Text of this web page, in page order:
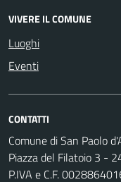
VIVERE IL COMUNE
Luoghi
Eventi
CONTATTI
Comune di San Paolo
Piazza del Filatoio 3 -
P.IVA e C.F.